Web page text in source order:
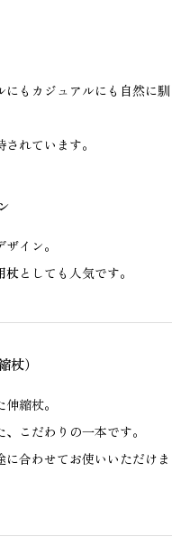
もカジュアルにも自然に馴
れています。
イン。
杖としても人気です。
）
縮杖。
こだわりの一本です。
合わせてお使いいただけま